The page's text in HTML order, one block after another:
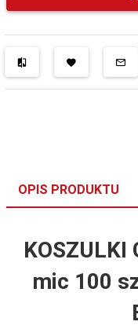
OPIS PRODUKTU
KOSZULKI
mic 100